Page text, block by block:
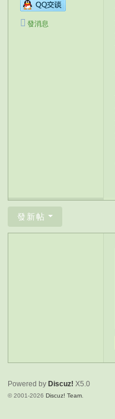
發消息
發新帖
Powered by Discuz! X5.0
© 2001-2026Discuz! Team